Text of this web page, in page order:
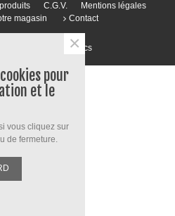
C.G.V.
Mentions légales
magasin Contact
Grafics
pour
et le
vous cliquez sur
de fermeture.
×